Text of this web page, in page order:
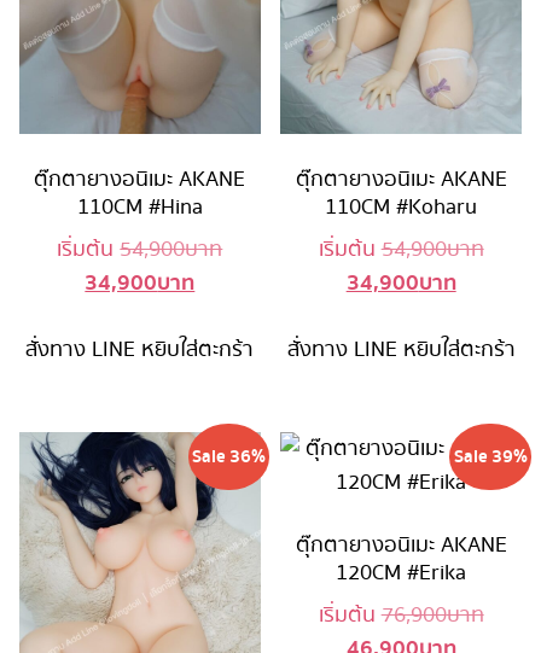
ตุ๊กตายางอนิเมะ AKANE
110CM #Hina
เริ่มต้น54,900บาทOriginal
54,900 บาท.
34,900บาทCurrent
is:
สั่งทาง LINE หยิบใส่ตะกร้า
ตุ๊กตายางอนิเมะ AKANE
110CM #Koharu
เริ่มต้น54,900บาท
34,900บาทCurrent
is:
สั่งทาง LINE หยิบใส่ตะกร้า
Sale 36% Sale 39%
ตุ๊กตายางอนิเมะ AKANE
120CM #Erika
เริ่มต้น76,900บาท